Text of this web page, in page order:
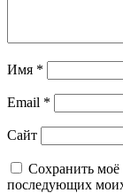
Имя *
Email *
Сайт
Сохранить моё
последующих